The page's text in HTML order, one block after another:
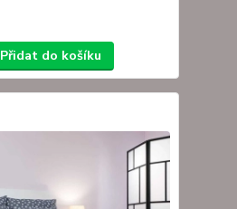
Přidat do košíku